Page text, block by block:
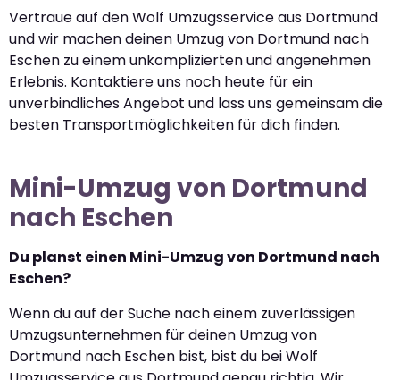
Vertraue auf den Wolf Umzugsservice aus Dortmund
und wir machen deinen Umzug von Dortmund nach
Eschen zu einem unkomplizierten und angenehmen
Erlebnis. Kontaktiere uns noch heute für ein
unverbindliches Angebot und lass uns gemeinsam die
besten Transportmöglichkeiten für dich finden.
Mini-Umzug von Dortmund
nach Eschen
Du planst einen Mini-Umzug von Dortmund nach
Eschen?
Wenn du auf der Suche nach einem zuverlässigen
Umzugsunternehmen für deinen Umzug von
Dortmund nach Eschen bist, bist du bei Wolf